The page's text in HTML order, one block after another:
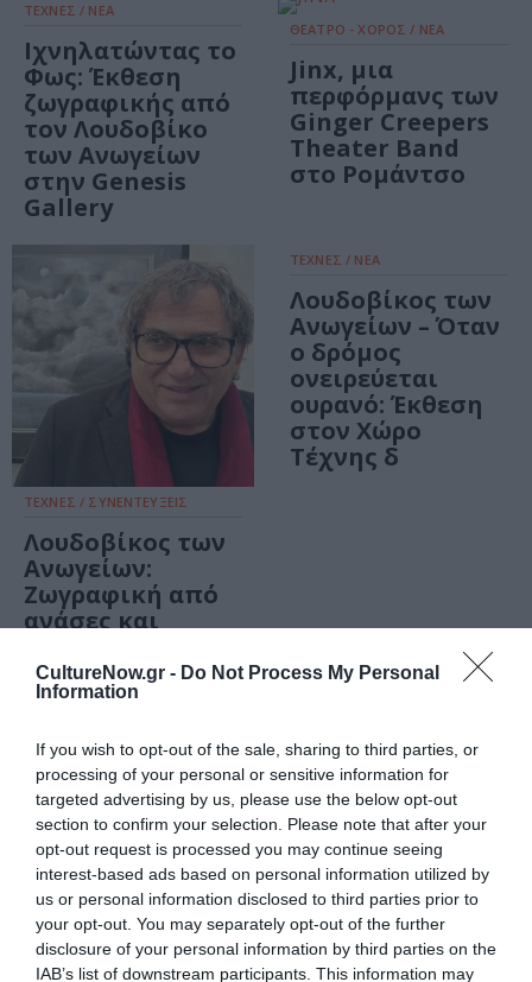
CultureNow.gr - Do Not Process My Personal
Information
If you wish to opt-out of the sale, sharing to third parties, or
processing of your personal or sensitive information for
targeted advertising by us, please use the below opt-out
section to confirm your selection. Please note that after your
opt-out request is processed you may continue seeing
interest-based ads based on personal information utilized by
us or personal information disclosed to third parties prior to
your opt-out. You may separately opt-out of the further
disclosure of your personal information by third parties on the
IAB’s list of downstream participants. This information may
ΤΕΧΝΕΣ / ΝΕΑ
Ιχνηλατώντας το
Φως: Έκθεση
ζωγραφικής από
τον Λουδοβίκο
των Ανωγείων
στην Genesis
Gallery
ΘΕΑΤΡΟ - ΧΟΡΟΣ / ΝΕΑ
Jinx, μια
περφόρμανς των
Ginger Creepers
Theater Band
στο Ρομάντσο
ΤΕΧΝΕΣ / ΣΥΝΕΝΤΕΥΞΕΙΣ
Λουδοβίκος των
Ανωγείων:
Ζωγραφική από
ανάσες και
ΤΕΧΝΕΣ / ΝΕΑ
Λουδοβίκος των
Ανωγείων – Όταν
ο δρόμος
ονειρεύεται
ουρανό: Έκθεση
στον Χώρο
Τέχνης δ
ΠΑΙΔΙ / ΝΕΑ
Φαουστουπής
(Ρουμπελστίλτνσκιν),
των αδελφών
Γκριμ ξανά στο
Εργαστήρι
Μαιρηβή-
Αναβολή
Η γιορτή των
δακρύων: Ο
Λουβοβίκος των
Ανωγείων στον
Ιανό
ΤΕΧΝΕΣ / ΝΕΑ